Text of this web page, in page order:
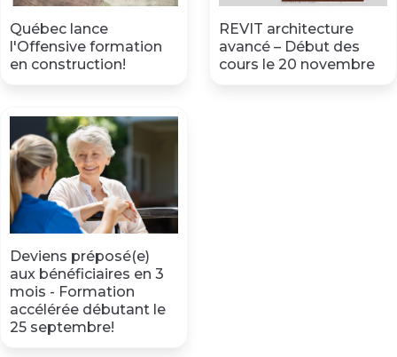
Québec lance
l'Offensive formation
en construction!
REVIT architecture
avancé – Début des
cours le 20 novembre
Deviens préposé(e)
aux bénéficiaires en 3
mois - Formation
accélérée débutant le
25 septembre!